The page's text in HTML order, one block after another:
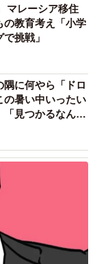
躍する、アイド
も高く、川口春
で大ブレイクす
たしの幸せな
相次ぐ人気ぶり
ミュージシャ
ど数々の話題
ンスロックバ
、俳優活動と
います。
マレーシア移住
教育考え「小学
挑戦」
に何やら「ドロ
暑い中いったい
見つかるなんて